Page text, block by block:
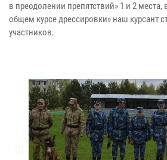
в преодолении препятствий» 1 и 2
общем курсе дрессировки» наш курсант
участников.